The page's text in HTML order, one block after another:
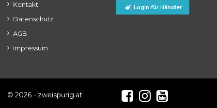
Kontakt
Datenschutz
AGB
Impressum
Login für Händler
© 2026 - zweispurig.at.